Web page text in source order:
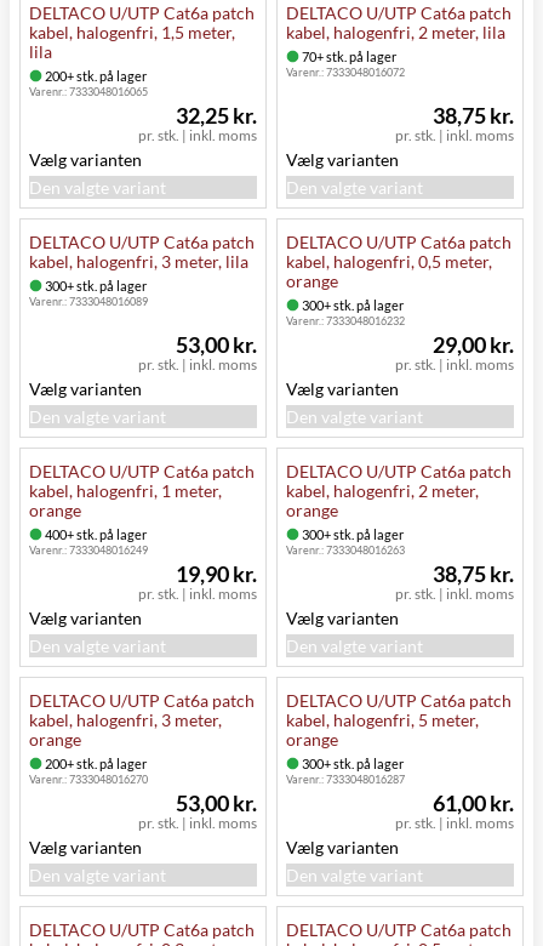
DELTACO U/UTP Cat6a patch
kabel, halogenfri, 1,5 meter,
lila
200+ stk. på lager
Varenr.:7333048016065
pr. stk. | inkl. moms
32,25 kr.
Vælg varianten
Den valgte variant
DELTACO U/UTP Cat6a patch
kabel, halogenfri, 2 meter, lila
70+ stk. på lager
Varenr.:7333048016072
pr. stk. | inkl. moms
38,75 kr.
Vælg varianten
Den valgte variant
DELTACO U/UTP Cat6a patch
kabel, halogenfri, 3 meter, lila
300+ stk. på lager
Varenr.:7333048016089
pr. stk. | inkl. moms
53,00 kr.
Vælg varianten
Den valgte variant
DELTACO U/UTP Cat6a patch
kabel, halogenfri, 0,5 meter,
orange
300+ stk. på lager
Varenr.:7333048016232
pr. stk. | inkl. moms
29,00 kr.
Vælg varianten
Den valgte variant
DELTACO U/UTP Cat6a patch
kabel, halogenfri, 1 meter,
orange
400+ stk. på lager
Varenr.:7333048016249
pr. stk. | inkl. moms
19,90 kr.
Vælg varianten
Den valgte variant
DELTACO U/UTP Cat6a patch
kabel, halogenfri, 2 meter,
orange
300+ stk. på lager
Varenr.:7333048016263
pr. stk. | inkl. moms
38,75 kr.
Vælg varianten
Den valgte variant
DELTACO U/UTP Cat6a patch
kabel, halogenfri, 3 meter,
orange
200+ stk. på lager
Varenr.:7333048016270
pr. stk. | inkl. moms
53,00 kr.
Vælg varianten
Den valgte variant
DELTACO U/UTP Cat6a patch
kabel, halogenfri, 5 meter,
orange
300+ stk. på lager
Varenr.:7333048016287
pr. stk. | inkl. moms
61,00 kr.
Vælg varianten
Den valgte variant
DELTACO U/UTP Cat6a patch
DELTACO U/UTP Cat6a patch